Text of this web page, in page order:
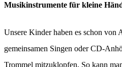
Musikinstrumente für kleine
Unsere Kinder haben es schon von
gemeinsamen Singen oder CD-
Trommel mitzuklopfen. So kann